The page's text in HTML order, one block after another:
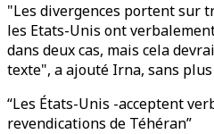
"Les divergences portent sur
les Etats-Unis ont
dans deux cas, mais cela
texte", a ajouté Irna, sans
“Les États-Unis -acceptent
revendications de Téhéran”